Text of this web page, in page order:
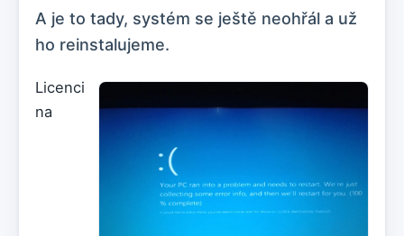
A je to tady, systém se ještě neohřál a už
ho reinstalujeme.
Licenci
na